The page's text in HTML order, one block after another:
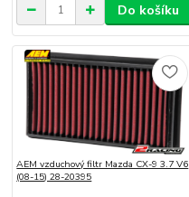
Do košíku
AEM vzduchový filtr Mazda CX-9 3.7 V6
(08-15) 28-20395